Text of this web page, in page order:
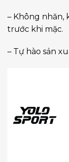
– Không nhăn,
trước khi mặc.
– Tự hào sản